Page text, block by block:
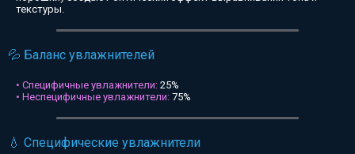
текстуры.
💦 Баланс увлажнителей
• Специфичные увлажнители: 25%
• Неспецифичные увлажнители: 75%
💧 Специфические увлажнители